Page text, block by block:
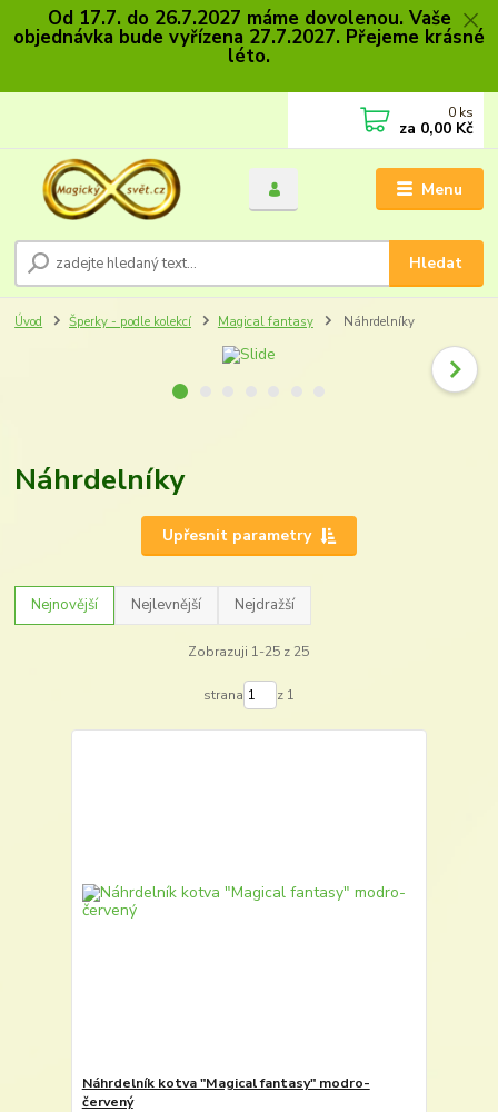
Od 17.7. do 26.7.2027 máme dovolenou. Vaše
objednávka bude vyřízena 27.7.2027. Přejeme krásné
léto.
Menu
Hledat
0 ks
za 0,00 Kč
Úvod Šperky - podle kolekcí Magical fantasy Náhrdelníky
Náhrdelníky
Upřesnit parametry
Nejnovější Nejlevnější Nejdražší
Zobrazuji 1-25 z 25
strana z 1
Náhrdelník kotva "Magical fantasy" modro-
červený